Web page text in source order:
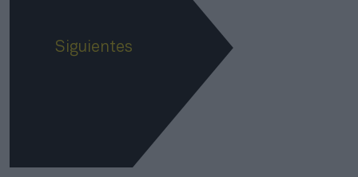
Siguientes